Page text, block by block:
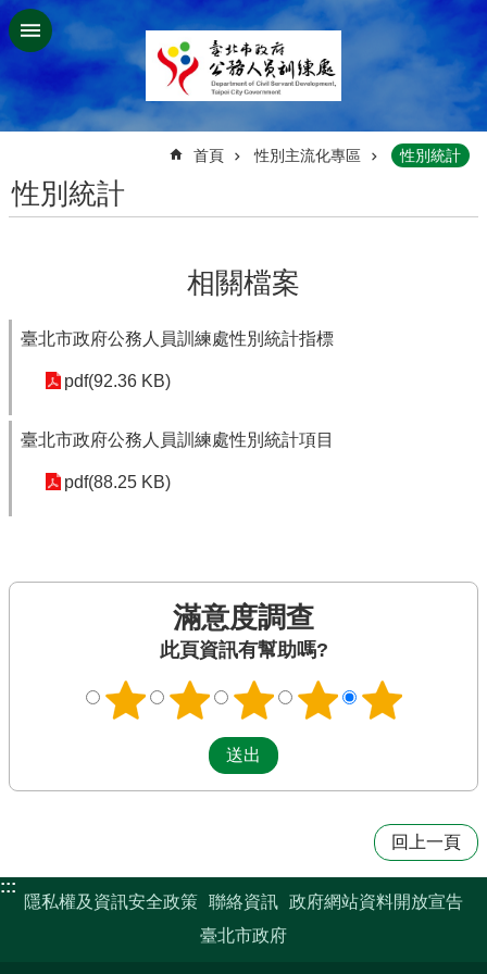
跳到主要內容區塊
首頁 性別主流化專區 性別統計
性別統計
相關檔案
臺北市政府公務人員訓練處性別統計指標
pdf(92.36 KB)
臺北市政府公務人員訓練處性別統計項目
pdf(88.25 KB)
滿意度調查
此頁資訊有幫助嗎?
回上一頁
:::
隱私權及資訊安全政策 聯絡資訊 政府網站資料開放宣告
臺北市政府